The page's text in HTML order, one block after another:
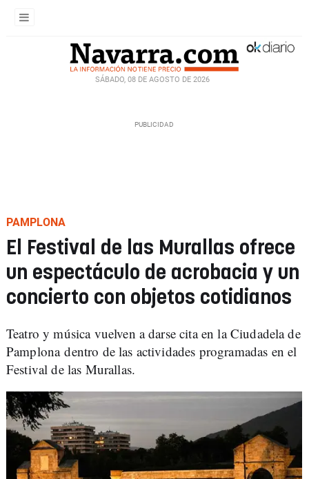
SÁBADO, 08 DE AGOSTO DE 2026
PAMPLONA
El Festival de las Murallas ofrece
un espectáculo de acrobacia y un
concierto con objetos cotidianos
Teatro y música vuelven a darse cita en la Ciudadela de
Pamplona dentro de las actividades programadas en el
Festival de las Murallas.